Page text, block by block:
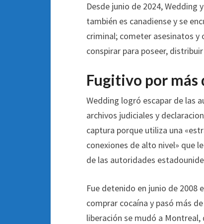
Desde junio de 2024, Wedding
también es canadiense y se
criminal; cometer asesinatos
conspirar para poseer,
Fugitivo por más
Wedding logró escapar de las
archivos judiciales y
captura porque utiliza una
conexiones de alto nivel» que
de las autoridades
Fue detenido en junio de 2008
comprar cocaína y pasó más
liberación se mudó a Montreal,